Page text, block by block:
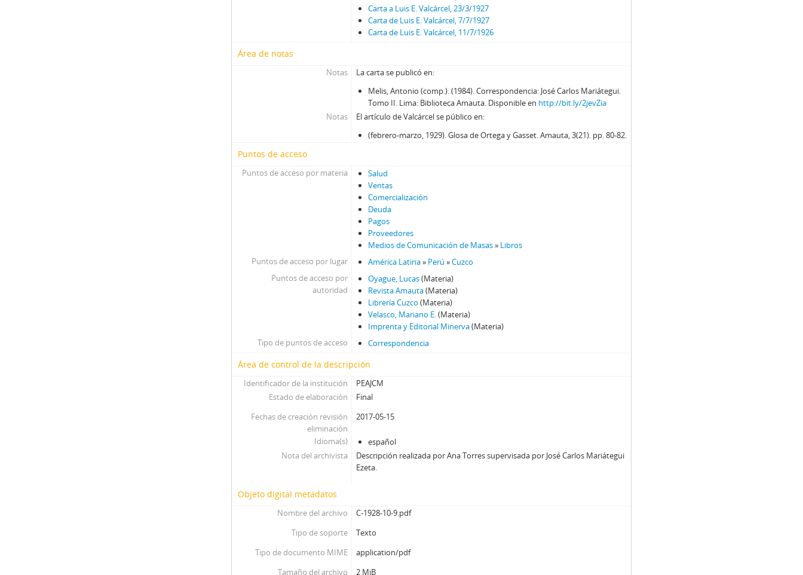
Carta a Luis E. Valcárcel, 23/3/1927
Carta de Luis E. Valcárcel, 7/7/1927
Carta de Luis E. Valcárcel, 11/7/1926
Área de notas
Notas
La carta se publicó en:
Melis, Antonio (comp.). (1984). Correspondencia: José Carlos Mariátegui.
Tomo II. Lima: Biblioteca Amauta. Disponible en http://bit.ly/2jevZia
Notas
El artículo de Valcárcel se público en:
(febrero-marzo, 1929). Glosa de Ortega y Gasset. Amauta, 3(21). pp. 80-82.
Puntos de acceso
Puntos de acceso por materia
Salud
Ventas
Comercialización
Deuda
Pagos
Proveedores
Medios de Comunicación de Masas» Libros
Puntos de acceso por lugar
América Latina» Perú »Cuzco
Puntos de acceso por
autoridad
Oyague, Lucas(Materia)
Revista Amauta(Materia)
Librería Cuzco (Materia)
Velasco, Mariano E.(Materia)
Imprenta y Editorial Minerva(Materia)
Tipo de puntos de acceso
Correspondencia
Área de control de la descripción
Identificador de la institución
PEAJCM
Estado de elaboración
Final
Fechas de creación revisión
eliminación
2017-05-15
Idioma(s)
español
Nota del archivista
Descripción realizada por Ana Torres supervisada por José Carlos Mariátegui
Ezeta.
Objeto digital metadatos
Nombre del archivo
C-1928-10-9.pdf
Tipo de soporte
Texto
Tipo de documento MIME
application/pdf
Tamaño del archivo
2 MiB